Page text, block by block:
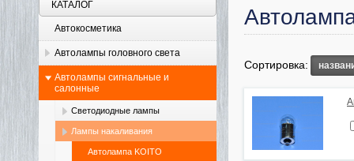
КАТАЛОГ
Автокосметика
Автолампы головного света
Автолампы сигнальные и
салонные
Светодиодные лампы
Лампы накаливания
Автолампа KOITO
Сортировка: